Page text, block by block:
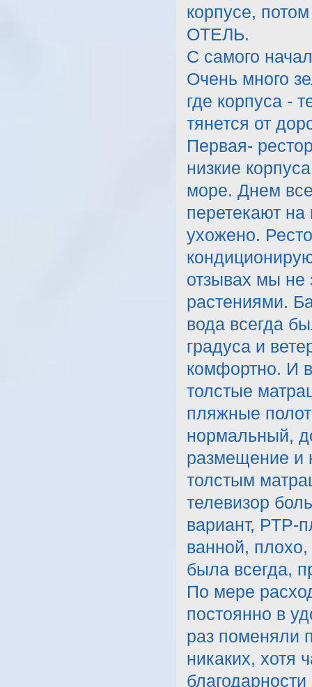
корпусе,
ОТЕЛЬ.
С самого
Очень много
где корпуса -
тянется от
Первая-
низкие
море. Днем
перетекают
ухожено.
отзывах мы не
растениями.
вода всегда
градуса и
комфортно. И
толстые
пляжные
нормальный,
размещение и
толстым
телевизор
вариант, РТР-
ванной,
была всегда,
По мере
постоянно в
раз поменяли
никаких, хотя